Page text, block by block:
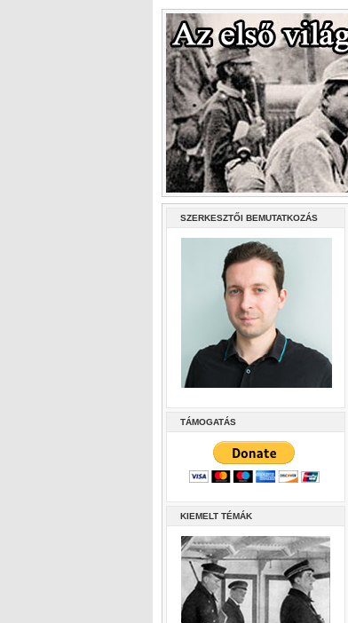
SZERKESZTŐI BEMUTATKOZÁS
TÁMOGATÁS
KIEMELT TÉMÁK